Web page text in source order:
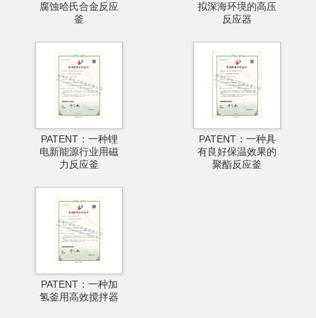
腐蚀哈氏合金反应
釜
拟深海环境的高压
反应器
PATENT：一种锂
电新能源行业用磁
力反应釜
PATENT：一种具
有良好保温效果的
聚酯反应釜
PATENT：一种加
氢釜用高效搅拌器